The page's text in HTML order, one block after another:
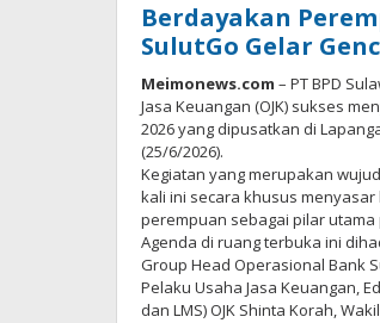
Berdayakan
SulutGo Gelar
Meimonews.com – PT BPD
Jasa Keuangan (OJK) sukses
2026 yang dipusatkan di
(25/6/2026).
Kegiatan yang merupakan
kali ini secara khusus menyasar
perempuan sebagai pilar
Agenda di ruang terbuka ini
Group Head Operasional Bank
Pelaku Usaha Jasa Keuangan,
dan LMS) OJK Shinta Korah,